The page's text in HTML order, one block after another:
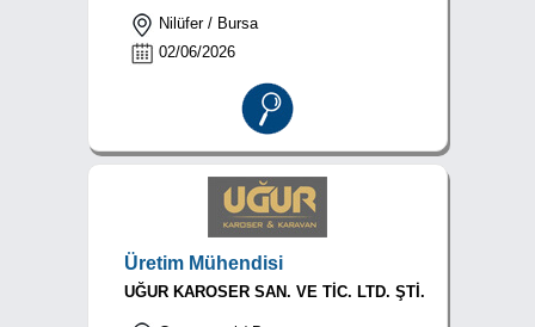
Nilüfer / Bursa
02/06/2026
Üretim Mühendisi
UĞUR KAROSER SAN. VE TİC. LTD. ŞTİ.